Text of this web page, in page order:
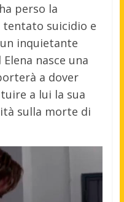
perso la
tentato suicidio e
inquietante
nasce una
a dover
a lui la sua
sulla morte di